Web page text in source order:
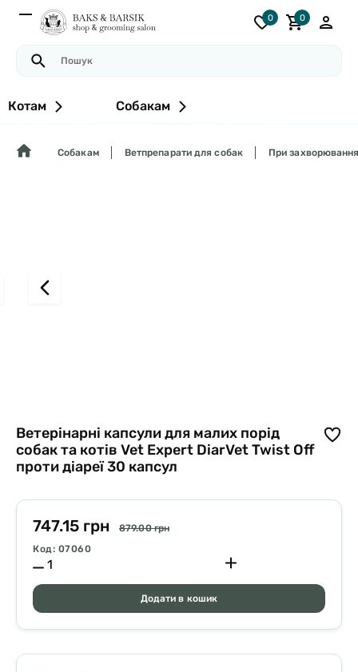
0 0
Котам Собакам
Собакам Ветпрепарати для собак При
Ветерінарні капсули для малих порід
собак та котів Vet Expert DiarVet Twist Off
проти діареї 30 капсул
747.15 грн
879.00 грн
Код: 07060
Додати в кошик